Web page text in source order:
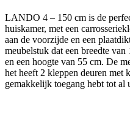
LANDO 4 – 150 cm is de
huiskamer, met een
aan de voorzijde en een
meubelstuk dat een breedte
en een hoogte van 55 cm. De
het heeft 2 kleppen deuren met
gemakkelijk toegang hebt tot al